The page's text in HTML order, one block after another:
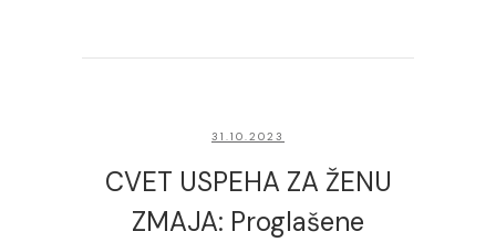
31.10.2023
CVET USPEHA ZA ŽENU
ZMAJA: Proglašene